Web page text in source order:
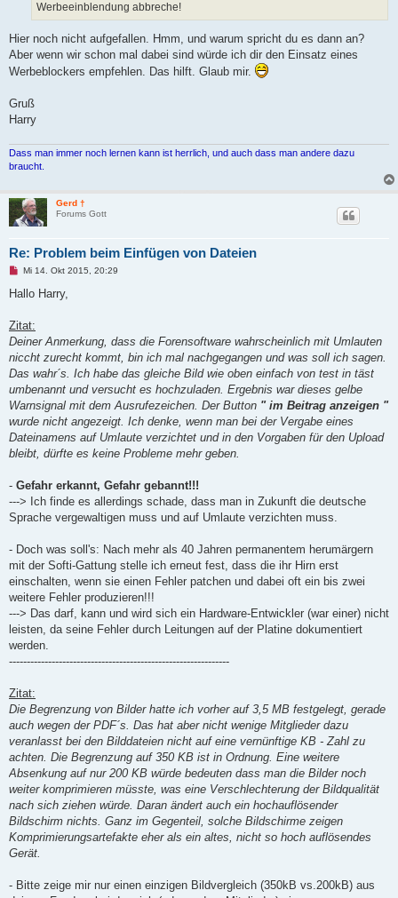
Werbeeinblendung abbreche!
Hier noch nicht aufgefallen. Hmm, und warum spricht du es dann an?
Aber wenn wir schon mal dabei sind würde ich dir den Einsatz eines
Werbeblockers empfehlen. Das hilft. Glaub mir.
Gruß
Harry
Dass man immer noch lernen kann ist herrlich, und auch dass man andere dazu
braucht.
Gerd †
Forums Gott
Re: Problem beim Einfügen von Dateien
U
g
e
s
e
n
r
B
i
t
a
g
Mi 14. Okt 2015, 20:29
Hallo Harry,
Zitat:
Deiner Anmerkung, dass die Forensoftware wahrscheinlich mit Umlauten
niccht zurecht kommt, bin ich mal nachgegangen und was soll ich sagen.
Das wahr´s. Ich habe das gleiche Bild wie oben einfach von test in täst
umbenannt und versucht es hochzuladen. Ergebnis war dieses gelbe
Warnsignal mit dem Ausrufezeichen. Der Button " im Beitrag anzeigen "
wurde nicht angezeigt. Ich denke, wenn man bei der Vergabe eines
Dateinamens auf Umlaute verzichtet und in den Vorgaben für den Upload
bleibt, dürfte es keine Probleme mehr geben.
- Gefahr erkannt, Gefahr gebannt!!!
---> Ich finde es allerdings schade, dass man in Zukunft die deutsche
Sprache vergewaltigen muss und auf Umlaute verzichten muss.
- Doch was soll's: Nach mehr als 40 Jahren permanentem herumärgern
mit der Softi-Gattung stelle ich erneut fest, dass die ihr Hirn erst
einschalten, wenn sie einen Fehler patchen und dabei oft ein bis zwei
weitere Fehler produzieren!!!
---> Das darf, kann und wird sich ein Hardware-Entwickler (war einer) nicht
leisten, da seine Fehler durch Leitungen auf der Platine dokumentiert
werden.
--------------------------------------------------------------
Zitat:
Die Begrenzung von Bilder hatte ich vorher auf 3,5 MB festgelegt, gerade
auch wegen der PDF´s. Das hat aber nicht wenige Mitglieder dazu
veranlasst bei den Bilddateien nicht auf eine vernünftige KB - Zahl zu
achten. Die Begrenzung auf 350 KB ist in Ordnung. Eine weitere
Absenkung auf nur 200 KB würde bedeuten dass man die Bilder noch
weiter komprimieren müsste, was eine Verschlechterung der Bildqualität
nach sich ziehen würde. Daran ändert auch ein hochauflösender
Bildschirm nichts. Ganz im Gegenteil, solche Bildschirme zeigen
Komprimierungsartefakte eher als ein altes, nicht so hoch auflösendes
Gerät.
- Bitte zeige mir nur einen einzigen Bildvergleich (350kB vs.200kB) aus